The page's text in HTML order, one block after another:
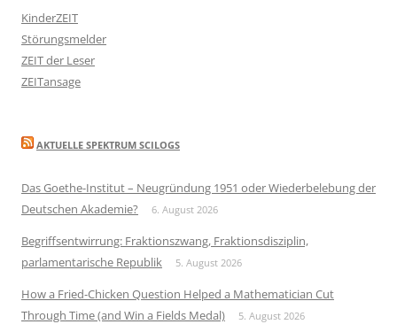
KinderZEIT
Störungsmelder
ZEIT der Leser
ZEITansage
AKTUELLE SPEKTRUM SCILOGS
Das Goethe-Institut – Neugründung 1951 oder Wiederbelebung der
Deutschen Akademie?
6. August 2026
Begriffsentwirrung: Fraktionszwang, Fraktionsdisziplin,
parlamentarische Republik
5. August 2026
How a Fried-Chicken Question Helped a Mathematician Cut
Through Time (and Win a Fields Medal)
5. August 2026